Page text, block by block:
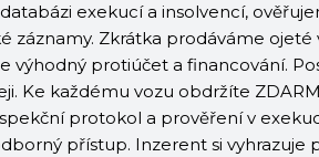
exekucí a insolvencí,
záznamy. Zkrátka prodáváme ojeté
výhodný protiúčet a financování.
Ke každému vozu obdržíte
protokol a prověření v
přístup. Inzerent si vyhrazuje